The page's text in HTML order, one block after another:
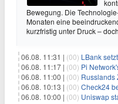
Bewegung. Die
Monaten eine
kurzfristig unter Druck –
06.08. 11:31 | (00) LBank setzt
06.08. 11:17 | (00) Pi Network's PI
06.08. 11:00 | (00) Russlands
06.08. 10:13 | (00) Check24
06.08. 10:00 | (00) Uniswap